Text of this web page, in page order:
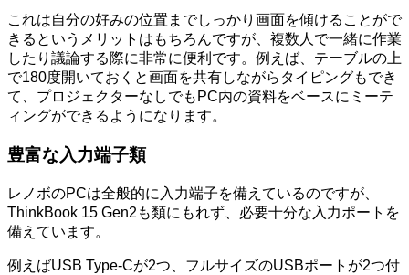
これは自分の好みの位置までしっかり画面を傾けることがで
きるというメリットはもちろんですが、複数人で一緒に作業
したり議論する際に非常に便利です。例えば、テーブルの上
で180度開いておくと画面を共有しながらタイピングもでき
て、プロジェクターなしでもPC内の資料をベースにミーテ
ィングができるようになります。
豊富な入力端子類
レノボのPCは全般的に入力端子を備えているのですが、
ThinkBook 15 Gen2も類にもれず、必要十分な入力ポートを
備えています。
例えばUSB Type-Cが2つ、フルサイズのUSBポートが2つ付